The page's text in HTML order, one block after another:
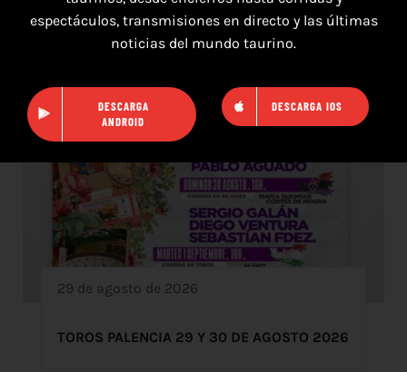
29 de agosto de 2026
TOROS PALENCIA 29 Y 30 DE AGOSTO 2026
espectáculos, transmisiones en directo y las últimas
noticias del mundo taurino.
DESCARGA
ANDROID
DESCARGA IOS